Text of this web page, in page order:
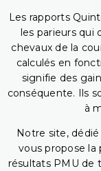
Les rapports
les parieurs
chevaux de la
calculés en
signifie des
conséquente. Ils
à
Notre site,
vous propose
résultats PMU de